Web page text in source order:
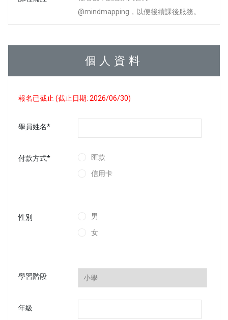
@mindmapping，以便後續課後服務。
個人資料
報名已截止 (截止日期: 2026/06/30)
學員姓名*
付款方式* 匯款
信用卡
性別 男
女
學習階段
年級